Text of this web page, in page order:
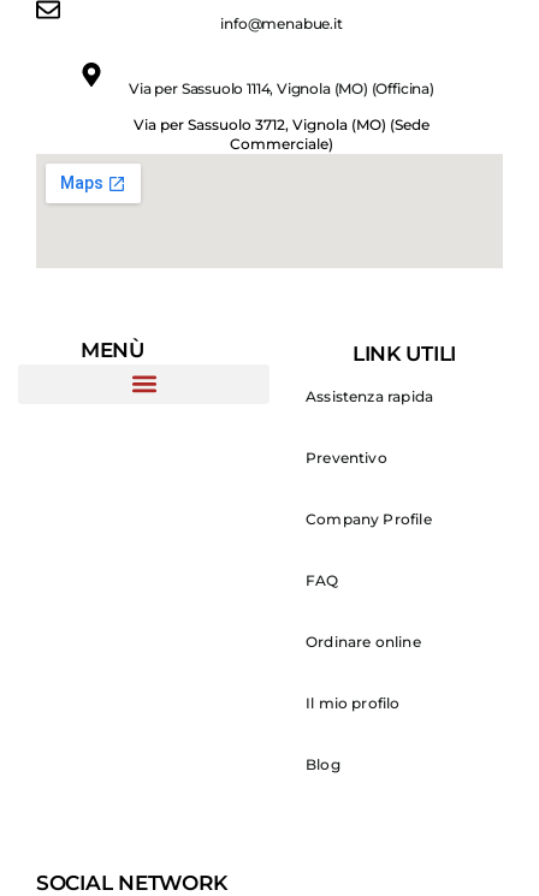
info@menabue.it
Via per Sassuolo 1114, Vignola (MO) (Officina)
Via per Sassuolo 3712, Vignola (MO) (Sede
Commerciale)
MENÙ LINK UTILI
Assistenza rapida
Preventivo
Company Profile
FAQ
Ordinare online
Il mio profilo
Blog
SOCIAL NETWORK